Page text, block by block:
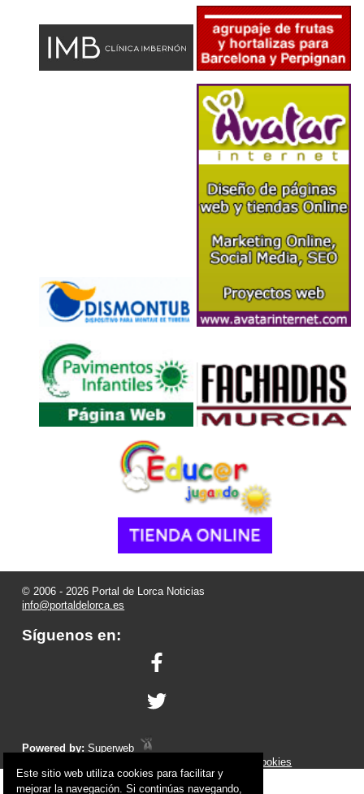
© 2006 - 2026 Portal de Lorca Noticias
info@portaldelorca.es
Síguenos en:
Powered by:Superweb
Política de Cookies
Este sitio web utiliza cookies para facilitar y
mejorar la navegación. Si continúas navegando,